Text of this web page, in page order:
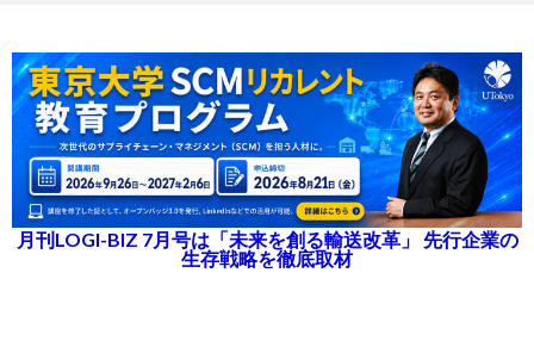
月刊LOGI-BIZ 7月号は「未来を創る輸送改革」 先行企業の
生存戦略を徹底取材